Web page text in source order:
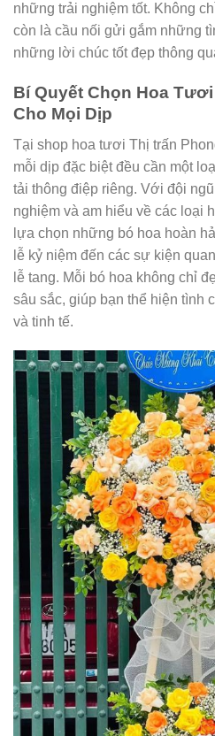
những trải nghiệm tốt. Không
còn là cầu nối gửi gắm những
những lời chúc tốt đẹp thông
Bí Quyết Chọn Hoa
Cho Mọi Dịp
Tại shop hoa tươi Thị trấn
mỗi dịp đặc biệt đều cần một
tải thông điệp riêng. Với đội
nghiệm và am hiểu về các loại
lựa chọn những bó hoa hoàn
lễ kỷ niệm đến các sự kiện
lễ tang. Mỗi bó hoa không chỉ
sâu sắc, giúp bạn thể hiện tình
và tinh tế.